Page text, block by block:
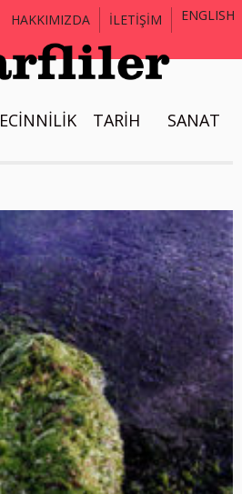
HAKKIMIZDA İLETİŞİM ENGLISH
ECİNNİLİK TARİH SANAT